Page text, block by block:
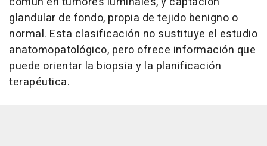
glandular de fondo, propia de tejido benigno o
normal. Esta clasificación no sustituye el estudio
anatomopatológico, pero ofrece información que
puede orientar la biopsia y la planificación
terapéutica.